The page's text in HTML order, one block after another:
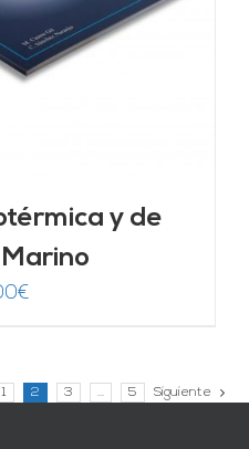
y de
€
1 2 3 … 5 Siguiente